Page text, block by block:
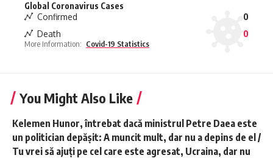
Global Coronavirus Cases
Confirmed
0
Death
0
More Information: Covid-19 Statistics
You Might Also Like
Kelemen Hunor, întrebat dacă ministrul Petre Daea este
un politician depăşit: A muncit mult, dar nu a depins de el /
Tu vrei să ajuţi pe cel care este agresat, Ucraina, dar nu